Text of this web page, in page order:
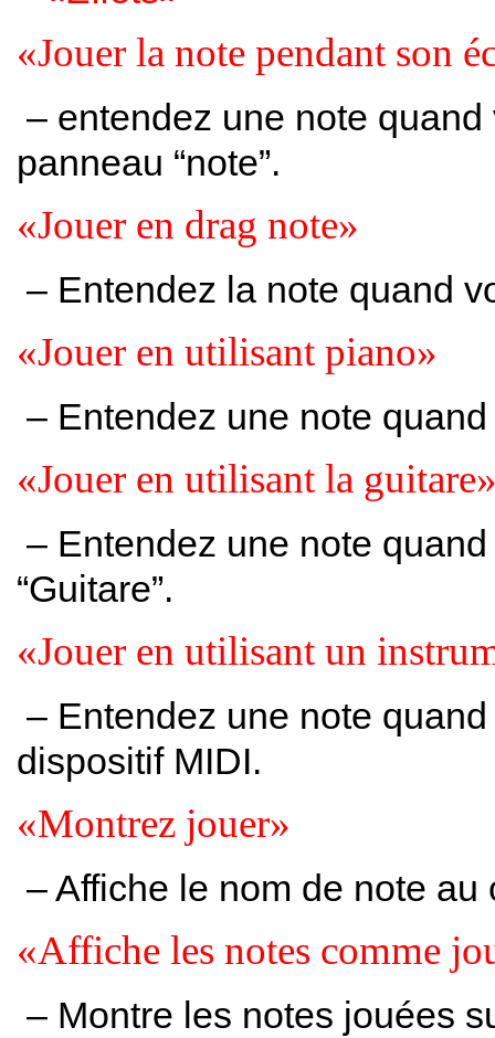
«Jouer la note pendant son
– entendez une note
panneau “note”.
«Jouer en drag note»
– Entendez la note quand
«Jouer en utilisant piano»
– Entendez une note quand
«Jouer en utilisant la
– Entendez une note
“Guitare”.
«Jouer en utilisant un
– Entendez une note
dispositif MIDI.
«Montrez jouer»
– Affiche le nom de note au
«Affiche les notes comme
– Montre les notes jouées